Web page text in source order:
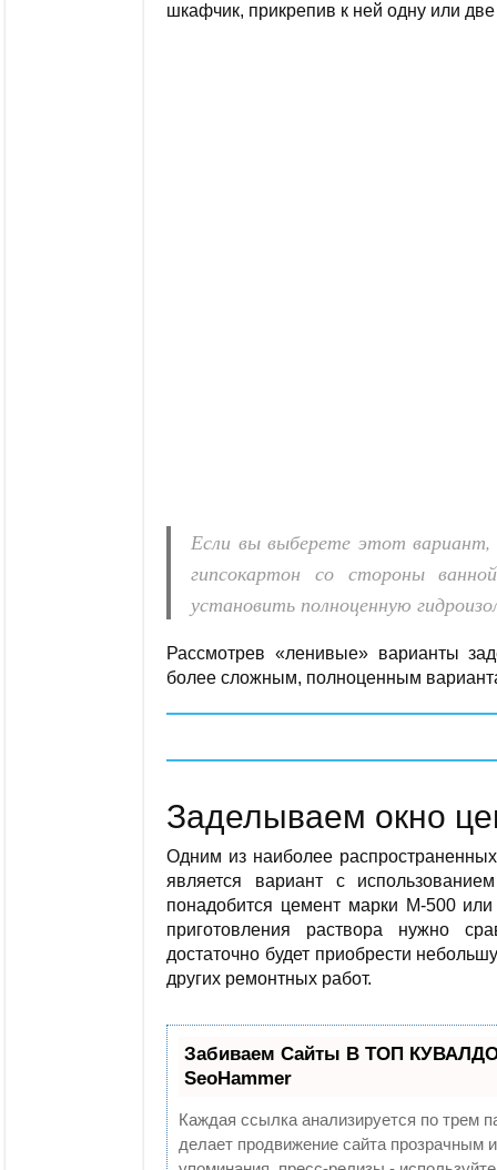
шкафчик, прикрепив к ней одну или
Если вы выберете этот вариант,
гипсокартон со стороны
установить полноценную
Рассмотрев «ленивые» варианты
более сложным, полноценным
Заделываем окно
Одним из наиболее
является вариант с
понадобится цемент марки М-500
приготовления раствора нужно
достаточно будет приобрести
других ремонтных работ.
Забиваем Сайты В ТОП
SeoHammer
Каждая ссылка анализируется по трем
делает продвижение сайта прозрачным